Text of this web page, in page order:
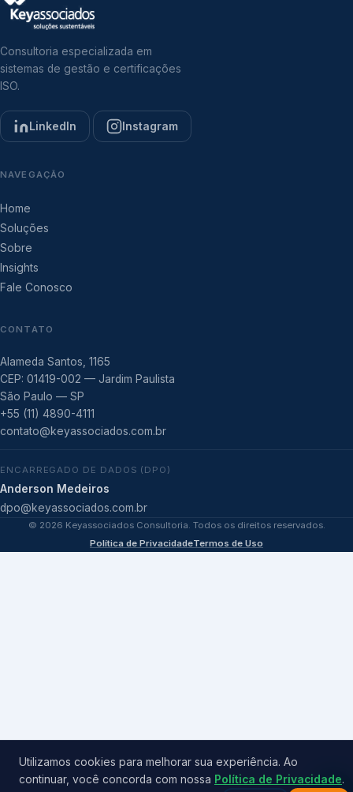
Consultoria especializada em
sistemas de gestão e certificações
ISO.
LinkedIn Instagram
NAVEGAÇÃO
Home
Soluções
Sobre
Insights
Fale Conosco
CONTATO
Alameda Santos, 1165
CEP: 01419-002 — Jardim Paulista
São Paulo — SP
+55 (11) 4890-4111
contato@keyassociados.com.br
ENCARREGADO DE DADOS (DPO)
Anderson Medeiros
dpo@keyassociados.com.br
© 2026 Keyassociados Consultoria. Todos os direitos reservados.
Política de PrivacidadeTermos de Uso
Utilizamos cookies para melhorar sua experiência. Ao
continuar, você concorda com nossa Política de Privacidade.